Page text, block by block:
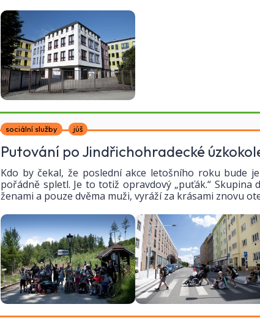
sociální služby júš
Putování po Jindřichohradecké
Kdo by čekal, že poslední akce letošního roku bude
pořádně spletl. Je to totiž opravdový „puťák.“
ženami a pouze dvěma muži, vyráží za krásami znovu